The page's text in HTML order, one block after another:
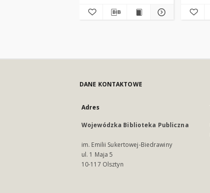
DANE KONTAKTOWE
Adres
Wojewódzka Biblioteka Publiczna
im. Emilii Sukertowej-Biedrawiny
ul. 1 Maja 5
10-117 Olsztyn